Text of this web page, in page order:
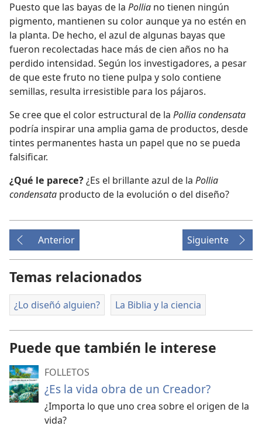
Puesto que las bayas de la Pollia no tienen ningún
pigmento, mantienen su color aunque ya no estén en
la planta. De hecho, el azul de algunas bayas que
fueron recolectadas hace más de cien años no ha
perdido intensidad. Según los investigadores, a pesar
de que este fruto no tiene pulpa y solo contiene
semillas, resulta irresistible para los pájaros.
Se cree que el color estructural de la Pollia condensata
podría inspirar una amplia gama de productos, desde
tintes permanentes hasta un papel que no se pueda
falsificar.
¿Qué le parece?¿Es el brillante azul de la Pollia
condensata producto de la evolución o del diseño?
Anterior Siguiente
Temas relacionados
¿Lo diseñó alguien? La Biblia y la ciencia
Puede que también le interese
FOLLETOS
¿Es la vida obra de un Creador?
¿Importa lo que uno crea sobre el origen de la
vida?